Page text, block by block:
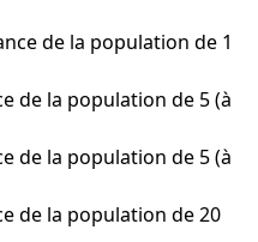
de la population de 1
de la population de 5 (à
de la population de 5 (à
de la population de 20